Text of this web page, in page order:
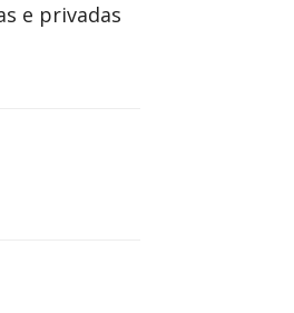
e privadas